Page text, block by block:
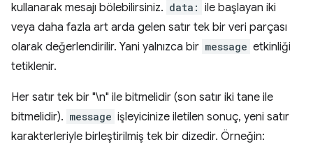
kullanarak mesajı bölebilirsiniz. data: ile başlayan iki
veya daha fazla art arda gelen satır tek bir veri parçası
olarak değerlendirilir. Yani yalnızca bir message etkinliği
tetiklenir.
Her satır tek bir "\n" ile bitmelidir (son satır iki tane ile
bitmelidir). message işleyicinize iletilen sonuç, yeni satır
karakterleriyle birleştirilmiş tek bir dizedir. Örneğin: